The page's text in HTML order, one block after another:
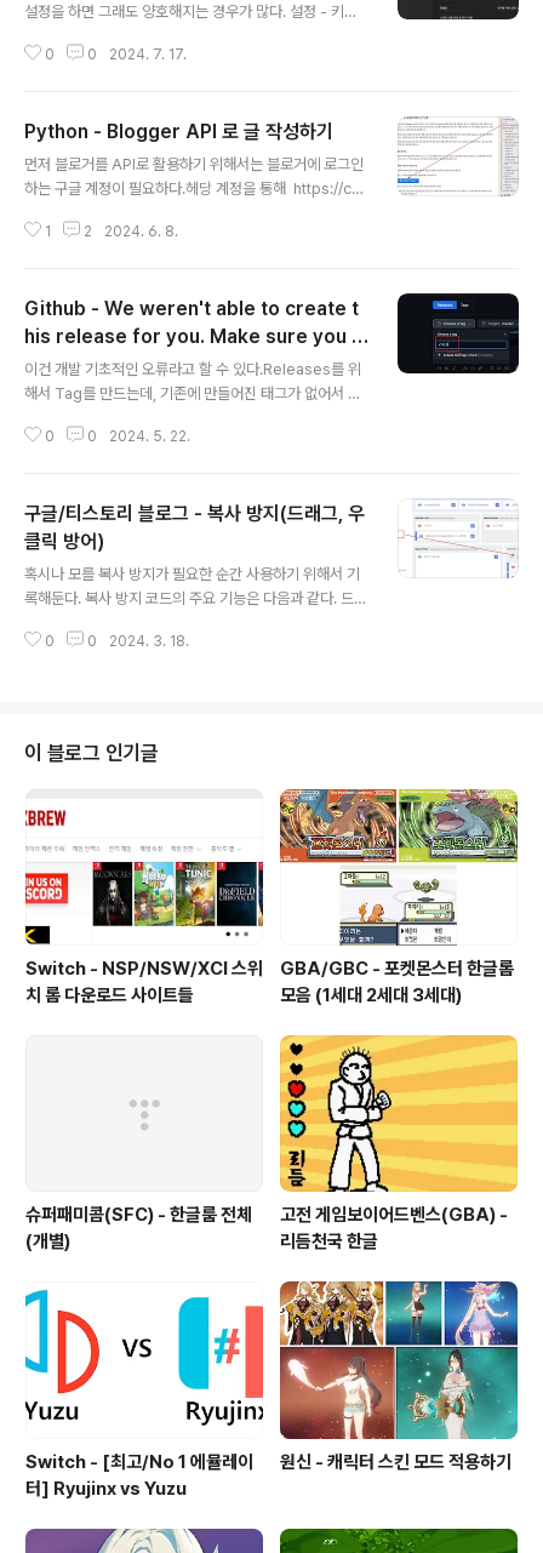
설정을 하면 그래도 양호해지는 경우가 많다. 설정 - 키보
같이 문자 관련 정보가 나온다. 가장 기본적으로 맞춤법을
0 0 2024. 7. 17.
Python - Blogger API 로 글 작성하기
먼저 블로거를 API로 활용하기 위해서는 블로거에 로그인
하는 구글 계정이 필요하다.헤당 계정을 통해 https://co
이 생성할 수 있다.먼저 인증 부분을 해결해야 한다. 인증은
진행하는 방법으로 블로거 API를 위한 간편 설정 부분이
다.Blogger API 페이지에서 인증 생성1. Oauth 를 이용
한 방법Blogger API: API 사용 | Google for Devel
opers위 링크에 접속하면, 요청 승인 및 애플리케이션 식
별 페이지가 열리는데, 여기에서 블로거용 Oauth의 발급
과 요청 승인을 바로 진행할 ..
1 2 2024. 6. 8.
Github - We weren't able to create t
his release for you. Make sure you h
ave a valid tag.
이건 개발 기초적인 오류라고 할 수 있다.Releases를 위
해서 Tag를 만드는데, 기존에 만들어진 태그가 없어서 나
e this release for you. Make sure you have a val
다.메뉴 직관성이 떨어지긴 하지만... 한번 경험하면 다시는
잊어버리지 않을 오류이긴 하다.
0 0 2024. 5. 22.
구글/티스토리 블로그 - 복사 방지(드래그, 우
클릭 방어)
혹시나 모를 복사 방지가 필요한 순간 사용하기 위해서 기
록해둔다. 복사 방지 코드의 주요 기능은 다음과 같다. 드래
방지 우클릭을 방지 방법은 아래 스크립트 코드를 삽입하
선택해 위 코드를 넣으면 된다. 화면 표시 아이콘이 활성화/
비활성화 유무 이므로, 이를 통해 우클릭 및 드래그 방지를
켜고, 끌 수 있다. 특정 포스트에 적용 특정 포스트에 적용
하는 방법은, 글 작성시 모든 글을 작성하는 마지막에 HT
ML 보기로 전환하여 위 코드를 삽입하면 된다.
0 0 2024. 3. 18.
이 블로그 인기글
Switch - NSP/NSW/XCI 스위
치 롬 다운로드 사이트들
GBA/GBC - 포켓몬스터 한글롬
모음 (1세대 2세대 3세대)
슈퍼패미콤(SFC) - 한글룸 전체
(개별)
고전 게임보이어드벤스(GBA) -
리듬천국 한글
Switch - [최고/No 1 에뮬레이
터] Ryujinx vs Yuzu
원신 - 캐릭터 스킨 모드 적용하기